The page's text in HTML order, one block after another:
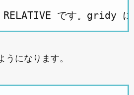
うになります。